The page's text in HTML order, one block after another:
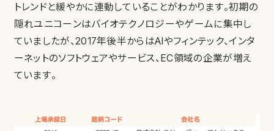
トレンドと緩やかに連動していることがわかります。初期の
隠れユニコーンはバイオテクノロジーやゲームに集中し
ていましたが、2017年後半からはAIやフィンテック、インタ
ーネットのソフトウェアやサービス、EC領域の企業が増え
ています。